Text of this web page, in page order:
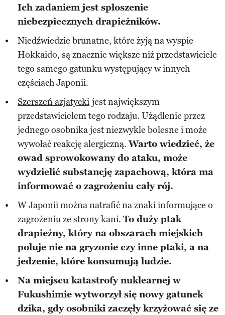
Ich zadaniem jest spłoszenie
niebezpiecznych drapieżników.
Niedźwiedzie brunatne, które żyją na wyspie
Hokkaido, są znacznie większe niż przedstawiciele
tego samego gatunku występujący w innych
częściach Japonii.
Szerszeń azjatycki jest największym
przedstawicielem tego rodzaju. Użądlenie przez
jednego osobnika jest niezwykle bolesne i może
wywołać reakcję alergiczną.Warto wiedzieć, że
owad sprowokowany do ataku, może
wydzielić substancję zapachową, która ma
informować o zagrożeniu cały rój.
W Japonii można natrafić na znaki informujące o
zagrożeniu ze strony kani. To duży ptak
drapieżny, który na obszarach miejskich
poluje nie na gryzonie czy inne ptaki, a na
jedzenie, które konsumują ludzie.
Na miejscu katastrofy nuklearnej w
Fukushimie wytworzył się nowy gatunek
dzika, gdy osobniki zaczęły krzyżować się ze